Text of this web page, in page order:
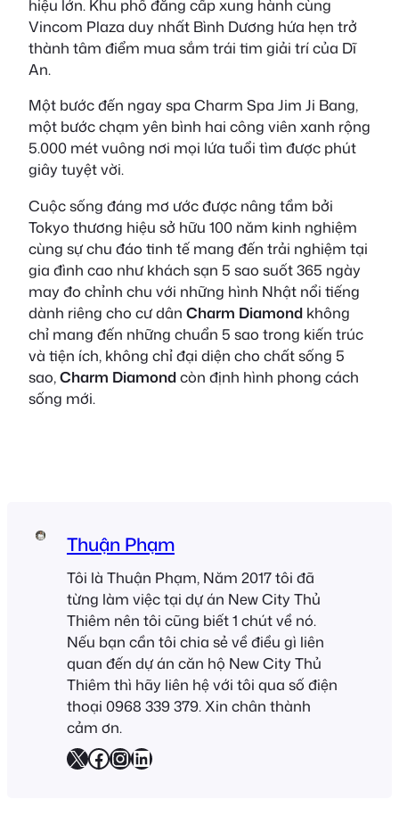
hiệu lớn. Khu phố đẳng cấp xung hành cùng
Vincom Plaza duy nhất Bình Dương hứa hẹn trở
thành tâm điểm mua sắm trái tim giải trí của Dĩ
An.
Một bước đến ngay spa Charm Spa Jim Ji Bang,
một bước chạm yên bình hai công viên xanh rộng
5.000 mét vuông nơi mọi lứa tuổi tìm được phút
giây tuyệt vời.
Cuộc sống đáng mơ ước được nâng tầm bởi
Tokyo thương hiệu sở hữu 100 năm kinh nghiệm
cùng sự chu đáo tinh tế mang đến trải nghiệm tại
gia đình cao như khách sạn 5 sao suốt 365 ngày
may đo chỉnh chu với những hình Nhật nổi tiếng
dành riêng cho cư dân Charm Diamond không
chỉ mang đến những chuẩn 5 sao trong kiến trúc
và tiện ích, không chỉ đại diện cho chất sống 5
sao,Charm Diamondcòn định hình phong cách
sống mới.
Thuận Phạm
Tôi là Thuận Phạm, Năm 2017 tôi đã
từng làm việc tại dự án New City Thủ
Thiêm nên tôi cũng biết 1 chút về nó.
Nếu bạn cần tôi chia sẻ về điều gì liên
quan đến dự án căn hộ New City Thủ
Thiêm thì hãy liên hệ với tôi qua số điện
thoại 0968 339 379. Xin chân thành
cảm ơn.
X Facebook
Instagram
LinkedIn